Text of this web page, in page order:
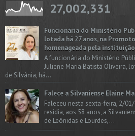
27,002,331
Funcionária do Ministério
lotada há 27 anos, na
homenageada pela
A funcionária do Ministério
Juliene Maria Batista Oliveira,
de Silvânia, há...
Falece a Silvaniense Elaine
Faleceu nesta sexta-feira, 2/
residia, aos 58 anos, a
de Leônidas e Lourdes,...